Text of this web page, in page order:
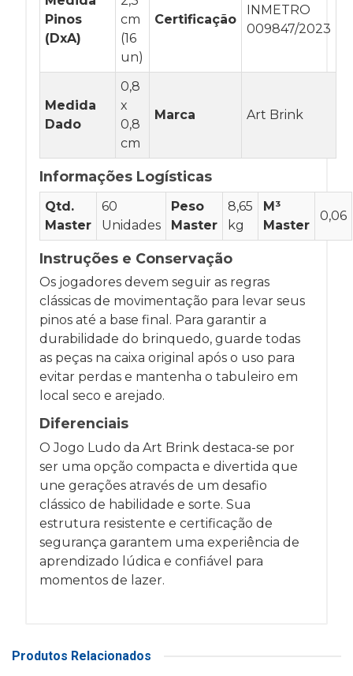
Pinos
(DxA)
cm
(16
un)
Certificação
INMETRO
009847/2023
Medida
Dado
0,8
x
0,8
cm
Marca Art Brink
Informações Logísticas
Qtd.
Master
60
Unidades
Peso
Master
8,65
kg
M³
Master
0,06
Instruções e Conservação
Os jogadores devem seguir as regras
clássicas de movimentação para levar seus
pinos até a base final. Para garantir a
durabilidade do brinquedo, guarde todas
as peças na caixa original após o uso para
evitar perdas e mantenha o tabuleiro em
local seco e arejado.
Diferenciais
O Jogo Ludo da Art Brink destaca-se por
ser uma opção compacta e divertida que
une gerações através de um desafio
clássico de habilidade e sorte. Sua
estrutura resistente e certificação de
segurança garantem uma experiência de
aprendizado lúdica e confiável para
momentos de lazer.
Produtos Relacionados